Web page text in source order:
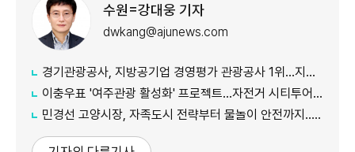
수원=강대웅 기자
dwkang@ajunews.com
경기관광공사, 지방공기업 경영평가 관광공사 1위...지난해 5위서 4계단 상승
이충우표 '여주관광 활성화' 프로젝트...자전거 시티투어 확대
민경선 고양시장, 자족도시 전략부터 물놀이 안전까지...민선 9기 현장행정 속도